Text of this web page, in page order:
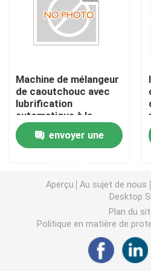
Machine en caoutchouc de
Machine en caoutchouc de
Mélangeur en caoutchouc
Presse de vulcanisation en
Ligne en caoutchouc
Ligne de recyclage du
Machine de mélangeur
de caoutchouc avec
lubrification
automatique à la
graisse et mélangeur
de stock optionnel et
longueur de rouleau de
envoyer une
Aperçu Au sujet de nous
Desktop
Plan du
Politique en matière de